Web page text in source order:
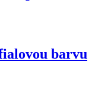
barvu